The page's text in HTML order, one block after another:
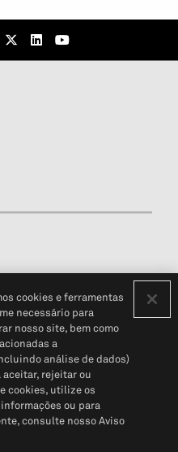
do cliente (em inglês)
© 2026 S&P Global
cookies e ferramentas
necessário para
nosso site, bem como
a
análise de dados)
rejeitar ou
cookies, utilize os
ou para
consulte nosso Aviso